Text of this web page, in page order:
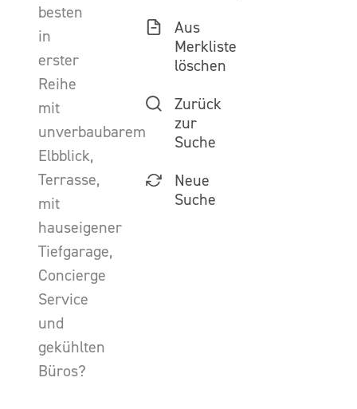
besten
in
erster
Reihe
mit
unverbaubarem
Elbblick,
Terrasse,
mit
hauseigener
Tiefgarage,
Concierge
Service
und
gekühlten
Büros?
Aus
Merkliste
löschen
Zurück
zur
Suche
Neue
Suche